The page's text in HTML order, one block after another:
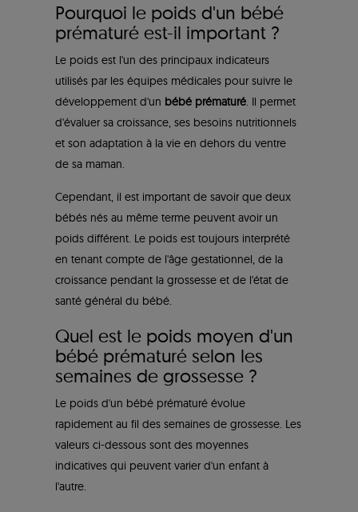
Pourquoi le poids d'un bébé
prématuré est-il important ?
Le poids est l'un des principaux indicateurs
utilisés par les équipes médicales pour suivre le
développement d'un bébé prématuré. Il permet
d'évaluer sa croissance, ses besoins nutritionnels
et son adaptation à la vie en dehors du ventre
de sa maman.
Cependant, il est important de savoir que deux
bébés nés au même terme peuvent avoir un
poids différent. Le poids est toujours interprété
en tenant compte de l'âge gestationnel, de la
croissance pendant la grossesse et de l'état de
santé général du bébé.
Quel est le poids moyen d'un
bébé prématuré selon les
semaines de grossesse ?
Le poids d'un bébé prématuré évolue
rapidement au fil des semaines de grossesse. Les
valeurs ci-dessous sont des moyennes
indicatives qui peuvent varier d'un enfant à
l'autre.